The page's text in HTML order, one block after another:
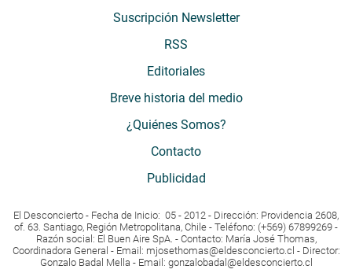
Suscripción Newsletter
RSS
Editoriales
Breve historia del medio
¿Quiénes Somos?
Contacto
Publicidad
El Desconcierto - Fecha de Inicio: 05 - 2012 - Dirección: Providencia 2608,
of. 63. Santiago, Región Metropolitana, Chile - Teléfono: (+569) 67899269 -
Razón social: El Buen Aire SpA. - Contacto: María José Thomas,
Coordinadora General - Email: mjosethomas@eldesconcierto.cl - Director:
Gonzalo Badal Mella - Email: gonzalobadal@eldesconcierto.cl